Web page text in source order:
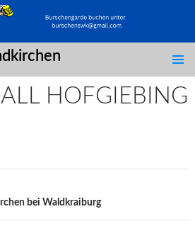
HOFGIEBING
bei Waldkraiburg